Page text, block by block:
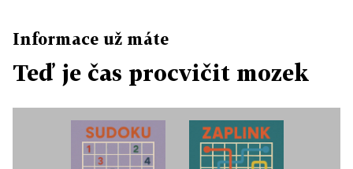
Informace už máte
Teď je čas procvičit mozek